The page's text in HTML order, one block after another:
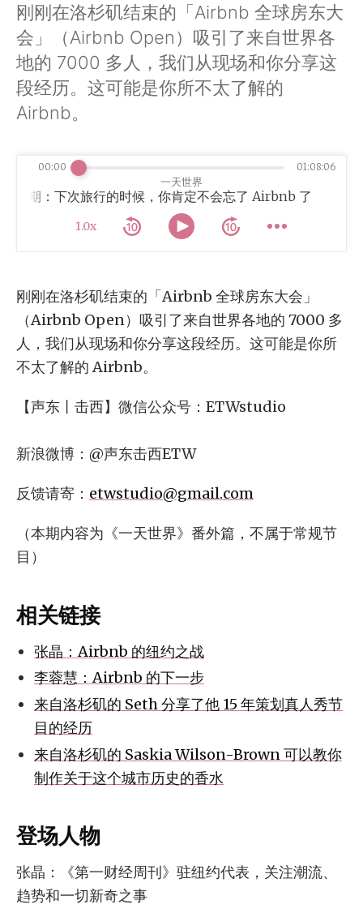
刚刚在洛杉矶结束的「Airbnb 全球房东大
会」（Airbnb Open）吸引了来自世界各
地的 7000 多人，我们从现场和你分享这
段经历。这可能是你所不太了解的
Airbnb。
一天世界
四期：下次旅行的时候，你肯定不会忘了 Airbnb 了
1.0x
00:00 01:08:06
刚刚在洛杉矶结束的「Airbnb 全球房东大会」
（Airbnb Open）吸引了来自世界各地的 7000 多
人，我们从现场和你分享这段经历。这可能是你所
不太了解的 Airbnb。
【声东丨击西】微信公众号：ETWstudio
新浪微博：@声东击西ETW
反馈请寄： etwstudio@gmail.com
（本期内容为《一天世界》番外篇，不属于常规节
目）
相关链接
张晶：Airbnb 的纽约之战
李蓉慧：Airbnb 的下一步
来自洛杉矶的 Seth 分享了他 15 年策划真人秀节
目的经历
来自洛杉矶的 Saskia Wilson-Brown 可以教你
制作关于这个城市历史的香水
登场人物
张晶：《第一财经周刊》驻纽约代表，关注潮流、
趋势和一切新奇之事